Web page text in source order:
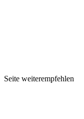
Seite weiterempfehlen